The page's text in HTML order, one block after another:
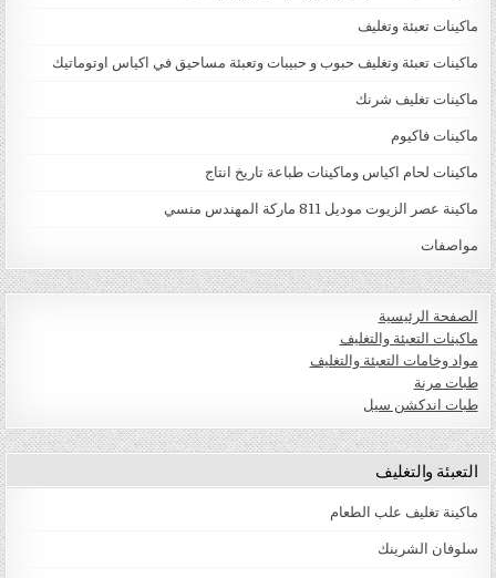
ماكينات تعبئة وتغليف
ماكينات تعبئة وتغليف حبوب و حبيبات وتعبئة مساحيق في اكياس اوتوماتيك
ماكينات تغليف شرنك
ماكينات فاكيوم
ماكينات لحام اكياس وماكينات طباعة تاريخ انتاج
ماكينة عصر الزيوت موديل 811 ماركة المهندس منسي
مواصفات
الصفحة الرئيسية
ماكينات التعبئة والتغليف
مواد وخامات التعبئة والتغليف
طبات مرنة
طبات اندكشن سيل
التعبئة والتغليف
ماكينة تغليف علب الطعام
سلوفان الشرينك